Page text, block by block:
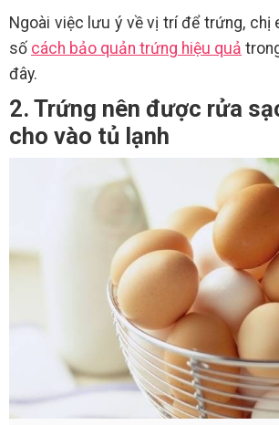
Ngoài việc lưu ý về vị trí để trứng, chị
số cách bảo quản trứng hiệu quả
đây.
2. Trứng nên được rửa
cho vào tủ lạnh